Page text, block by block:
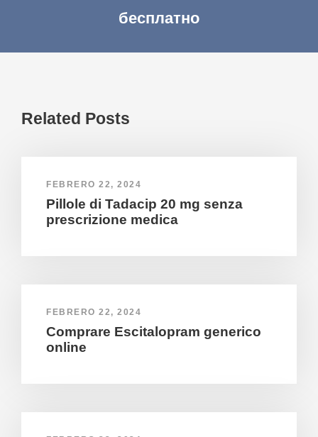
бесплатно
Related Posts
FEBRERO 22, 2024
Pillole di Tadacip 20 mg senza
prescrizione medica
FEBRERO 22, 2024
Comprare Escitalopram generico
online